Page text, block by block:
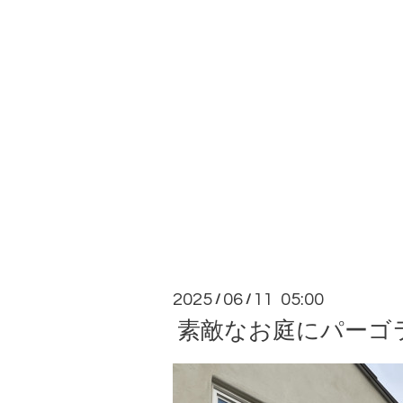
2025 / 06 / 11 05:00
素敵なお庭にパーゴ